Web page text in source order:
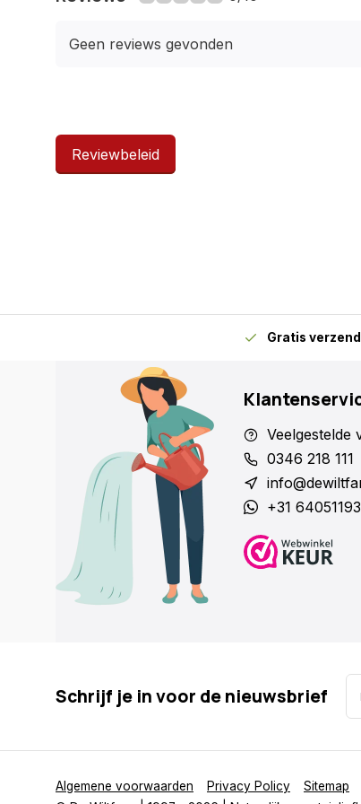
120 liter heeft een diameter van 45 cm en
Geen reviews gevonden
Reviewbeleid
Gratis
Veelgestelde
0346 218 111
+31
Schrijf je in voor de nieuwsbrief
Algemene voorwaarden Privacy Policy
Sitemap